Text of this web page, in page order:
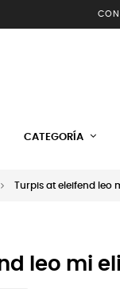
CATEGORÍA
Turpis at eleifend leo
leo mi